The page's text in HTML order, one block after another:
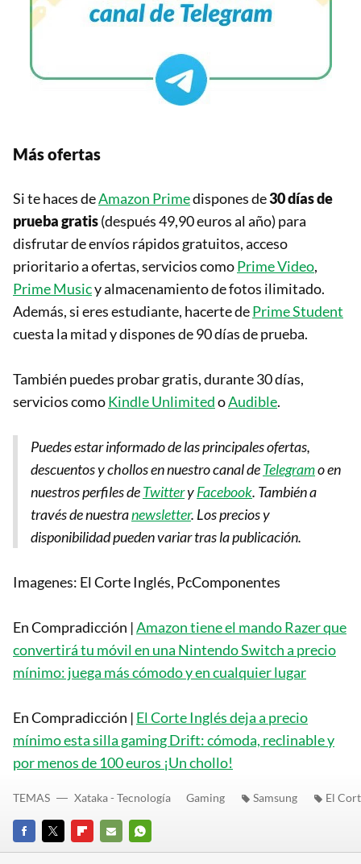
Más ofertas
Si te haces deAmazon Primedispones de30 días de
prueba gratis(después 49,90 euros al año) para
disfrutar de envíos rápidos gratuitos, acceso
prioritario a ofertas, servicios comoPrime Video,
Prime Musicy almacenamiento de fotos ilimitado.
Además, si eres estudiante, hacerte dePrime Student
cuesta la mitad y dispones de 90 días de prueba.
También puedes probar gratis, durante 30 días,
servicios comoKindle UnlimitedoAudible.
Puedes estar informado de las principales ofertas,
descuentos y chollos en nuestro canal deTelegramo en
nuestros perfiles deTwitteryFacebook. También a
través de nuestranewsletter. Los precios y
disponibilidad pueden variar tras la publicación.
Imagenes: El Corte Inglés, PcComponentes
En Compradicción |Amazon tiene el mando Razer que
convertirá tu móvil en una Nintendo Switch a precio
mínimo: juega más cómodo y en cualquier lugar
En Compradicción | El Corte Inglés deja a precio
mínimo esta silla gaming Drift: cómoda, reclinable y
por menos de 100 euros ¡Un chollo!
FACEBOOK
TWITTERFLIPBOARD
E-
WHATSAPP
TEMAS Xataka - Tecnología Gaming Samsung El